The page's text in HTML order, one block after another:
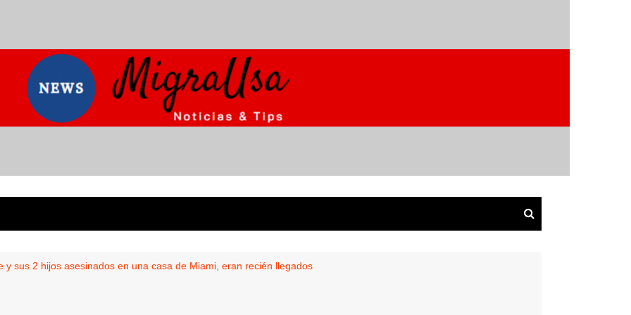
y sus 2 hijos asesinados en una casa de Miami, eran recién llegados